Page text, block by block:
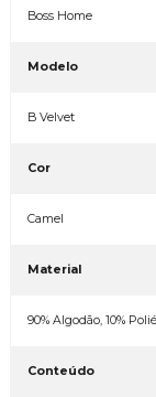
Boss Home
Modelo
B Velvet
Cor
Camel
Material
90% Algodão, 10%
Conteúdo